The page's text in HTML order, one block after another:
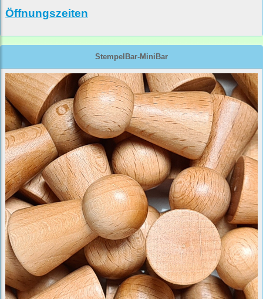
Öffnungszeiten
StempelBar-MiniBar